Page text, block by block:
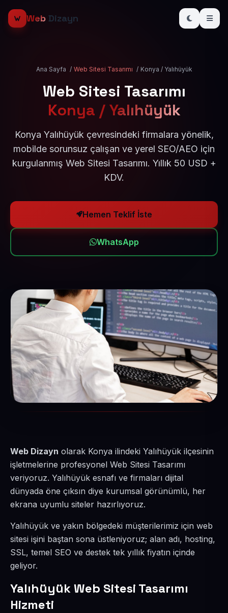
Web Dizayn
Ana Sayfa / Web Sitesi Tasarımı / Konya / Yalıhüyük
Web Sitesi Tasarımı
Konya / Yalıhüyük
Konya Yalıhüyük çevresindeki firmalara yönelik,
mobilde sorunsuz çalışan ve yerel SEO/AEO için
kurgulanmış Web Sitesi Tasarımı. Yıllık 50 USD +
KDV.
Hemen Teklif İste
WhatsApp
Web Dizayn olarak Konya ilindeki Yalıhüyük ilçesinin
işletmelerine profesyonel Web Sitesi Tasarımı
veriyoruz. Yalıhüyük esnafı ve firmaları dijital
dünyada öne çıksın diye kurumsal görünümlü, her
ekrana uyumlu siteler hazırlıyoruz.
Yalıhüyük ve yakın bölgedeki müşterilerimiz için web
sitesi işini baştan sona üstleniyoruz; alan adı, hosting,
SSL, temel SEO ve destek tek yıllık fiyatın içinde
geliyor.
Yalıhüyük Web Sitesi Tasarımı
Hizmeti